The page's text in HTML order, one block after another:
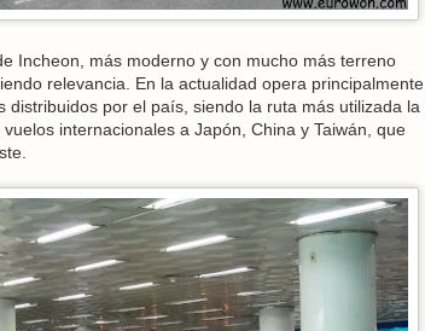
Incheon, más moderno y con mucho más terreno
relevancia. En la actualidad opera principalmente
por el país, siendo la ruta más utilizada la
vuelos internacionales a Japón, China y Taiwán, que